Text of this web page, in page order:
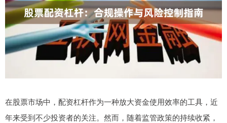
在股票市场中，配资杠杆作为一种放大资金使用效率的工具，近
年来受到不少投资者的关注。然而，随着监管政策的持续收紧，